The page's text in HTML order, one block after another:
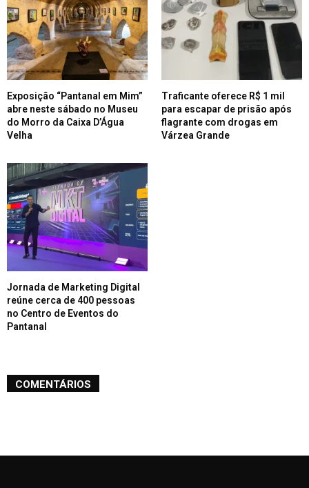
Exposição “Pantanal em Mim”
abre neste sábado no Museu
do Morro da Caixa D’Água
Velha
Traficante oferece R$ 1 mil
para escapar de prisão após
flagrante com drogas em
Várzea Grande
Jornada de Marketing Digital
reúne cerca de 400 pessoas
no Centro de Eventos do
Pantanal
COMENTÁRIOS